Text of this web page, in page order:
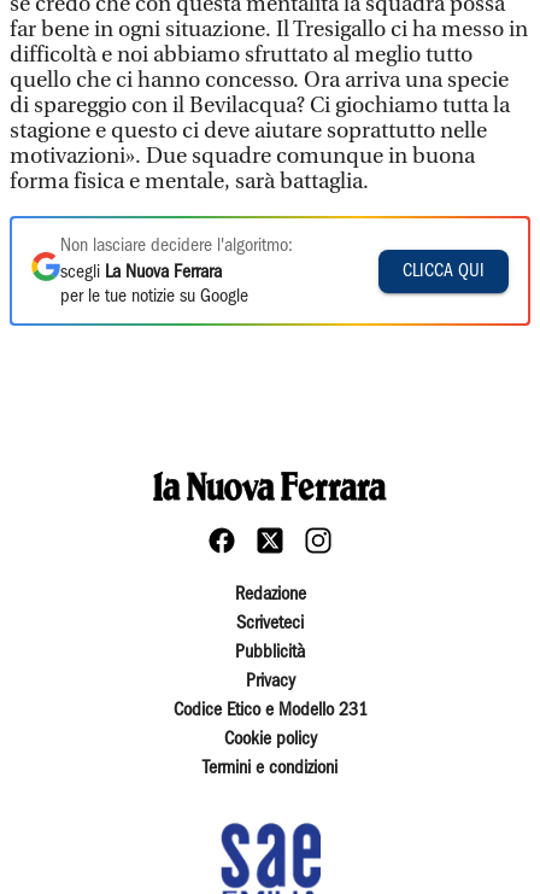
far bene in ogni situazione. Il Tresigallo ci ha messo in
difficoltà e noi abbiamo sfruttato al meglio tutto
quello che ci hanno concesso. Ora arriva una specie
di spareggio con il Bevilacqua? Ci giochiamo tutta la
stagione e questo ci deve aiutare soprattutto nelle
motivazioni». Due squadre comunque in buona
forma fisica e mentale, sarà battaglia.
Non lasciare decidere l'algoritmo:
scegli La Nuova Ferrara
per le tue notizie su Google
CLICCA QUI
Redazione
Scriveteci
Pubblicità
Privacy
Codice Etico e Modello 231
Cookie policy
Termini e condizioni